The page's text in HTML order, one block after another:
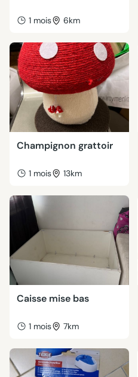
1 mois 6km
Champignon grattoir
1 mois 13km
Caisse mise bas
1 mois 7km